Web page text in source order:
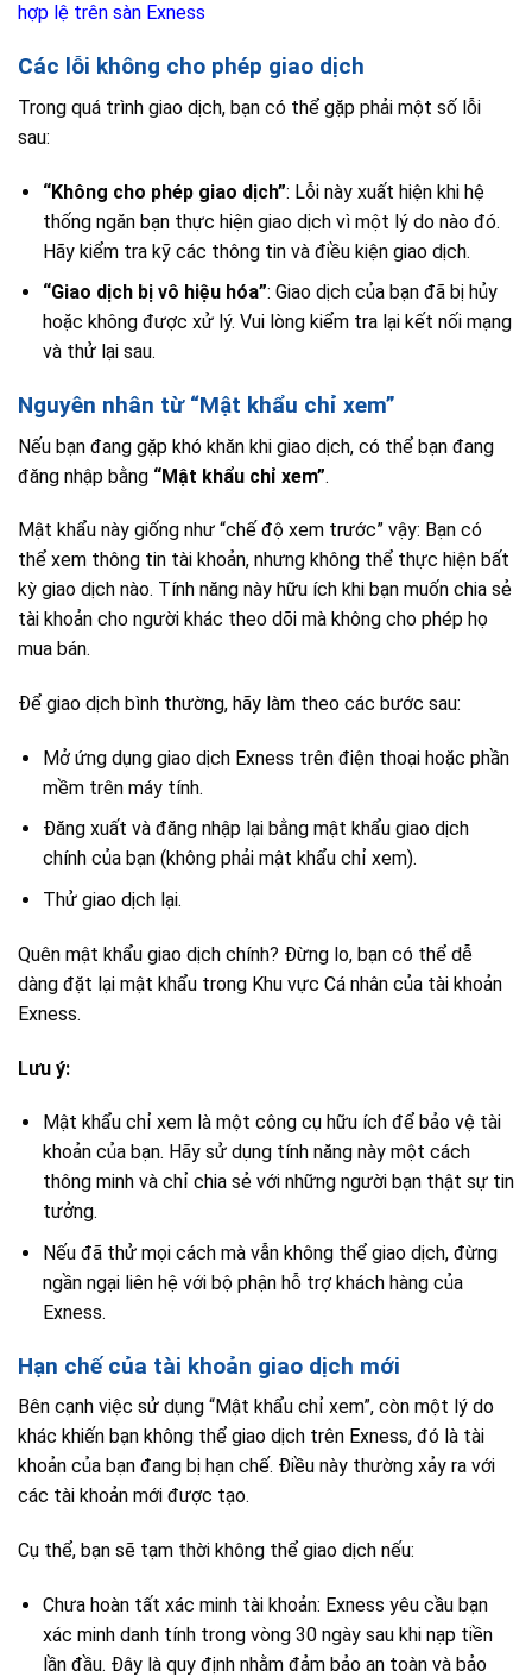
hợp lệ trên sàn Exness
Các lỗi không cho phép giao dịch
Trong quá trình giao dịch, bạn có thể gặp phải một số lỗi
sau:
“Không cho phép giao dịch”: Lỗi này xuất hiện khi hệ
thống ngăn bạn thực hiện giao dịch vì một lý do nào đó.
Hãy kiểm tra kỹ các thông tin và điều kiện giao dịch.
“Giao dịch bị vô hiệu hóa”: Giao dịch của bạn đã bị hủy
hoặc không được xử lý. Vui lòng kiểm tra lại kết nối mạng
và thử lại sau.
Nguyên nhân từ “Mật khẩu chỉ xem”
Nếu bạn đang gặp khó khăn khi giao dịch, có thể bạn đang
đăng nhập bằng “Mật khẩu chỉ xem”.
Mật khẩu này giống như “chế độ xem trước” vậy: Bạn có
thể xem thông tin tài khoản, nhưng không thể thực hiện bất
kỳ giao dịch nào. Tính năng này hữu ích khi bạn muốn chia sẻ
tài khoản cho người khác theo dõi mà không cho phép họ
mua bán.
Để giao dịch bình thường, hãy làm theo các bước sau:
Mở ứng dụng giao dịch Exness trên điện thoại hoặc phần
mềm trên máy tính.
Đăng xuất và đăng nhập lại bằng mật khẩu giao dịch
chính của bạn (không phải mật khẩu chỉ xem).
Thử giao dịch lại.
Quên mật khẩu giao dịch chính? Đừng lo, bạn có thể dễ
dàng đặt lại mật khẩu trong Khu vực Cá nhân của tài khoản
Exness.
Lưu ý:
Mật khẩu chỉ xem là một công cụ hữu ích để bảo vệ tài
khoản của bạn. Hãy sử dụng tính năng này một cách
thông minh và chỉ chia sẻ với những người bạn thật sự tin
tưởng.
Nếu đã thử mọi cách mà vẫn không thể giao dịch, đừng
ngần ngại liên hệ với bộ phận hỗ trợ khách hàng của
Exness.
Hạn chế của tài khoản giao dịch mới
Bên cạnh việc sử dụng “Mật khẩu chỉ xem”, còn một lý do
khác khiến bạn không thể giao dịch trên Exness, đó là tài
khoản của bạn đang bị hạn chế. Điều này thường xảy ra với
các tài khoản mới được tạo.
Cụ thể, bạn sẽ tạm thời không thể giao dịch nếu:
Chưa hoàn tất xác minh tài khoản: Exness yêu cầu bạn
xác minh danh tính trong vòng 30 ngày sau khi nạp tiền
lần đầu. Đây là quy định nhằm đảm bảo an toàn và bảo